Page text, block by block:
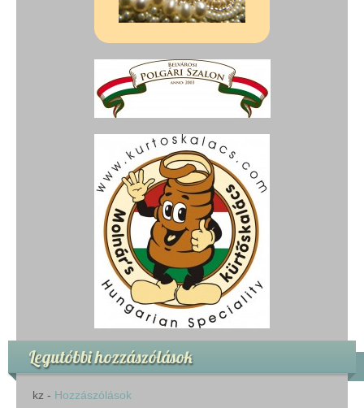
Legutóbbi hozzászólások
kz - Hozzászólások